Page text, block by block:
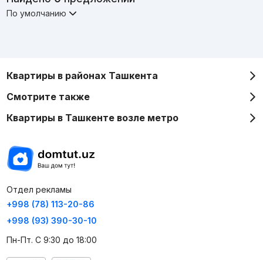
По умолчанию
Квартиры в районах Ташкента
Смотрите также
Квартиры в Ташкенте возле метро
Отдел рекламы
+998 (78) 113-20-86
+998 (93) 390-30-10
Пн-Пт. С 9:30 до 18:00